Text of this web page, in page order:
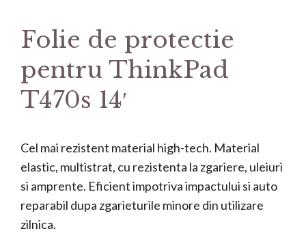
Folie de protectie
pentru ThinkPad
T470s 14′
Cel mai rezistent material high-tech. Material
elastic, multistrat, cu rezistenta la zgariere, uleiuri
si amprente. Eficient impotriva impactului si auto
reparabil dupa zgarieturile minore din utilizare
zilnica.